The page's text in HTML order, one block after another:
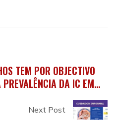
TEM POR OBJECTIVO
DA IC EM
Next Post